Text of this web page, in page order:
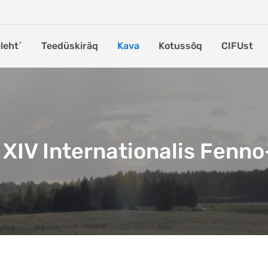
Teedüskiräq Kava Kotussõq CIFUst
XIV Internationalis